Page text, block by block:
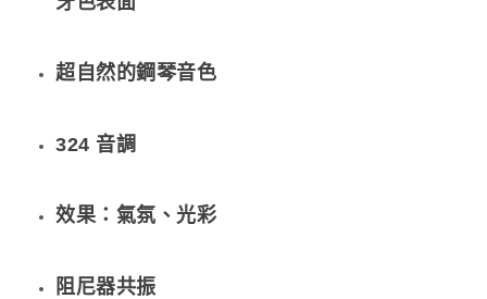
超自然的鋼琴音色
324 音調
效果：氣氛、光彩
阻尼器共振